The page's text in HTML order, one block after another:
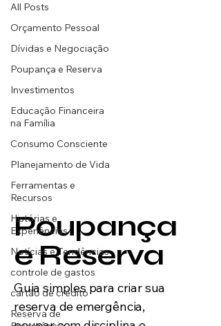
All Posts
Orçamento Pessoal
Dívidas e Negociação
Poupança e Reserva
Investimentos
Educação Financeira
na Família
Consumo Consciente
Planejamento de Vida
Ferramentas e
Recursos
Histórias e
Experiências
Notícias e Tendências
controle de gastos
cartão de crédito
Reserva de
Poupança
e Reserva
Guia simples para criar sua
reserva de emergência,